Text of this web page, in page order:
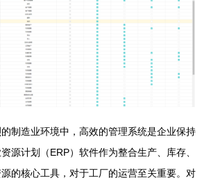
制造业环境中，高效的管理系统是企业保持
源计划（ERP）软件作为整合生产、库存、
的核心工具，对于工厂的运营至关重要。对